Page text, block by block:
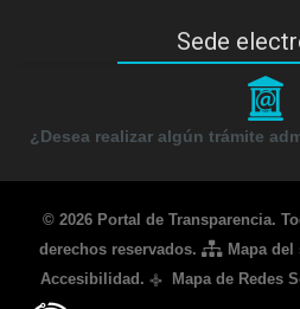
Sede
_
¿Desea realizar algún trámite
© 2026 Portal de Transparencia.
derechos reservados.
Mapa
Accesibilidad . q Mapa de Redes